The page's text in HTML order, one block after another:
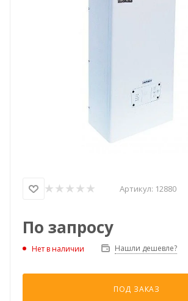
Артикул: 12880
По запросу
Нет в наличии Нашли дешевле?
ПОД ЗАКАЗ